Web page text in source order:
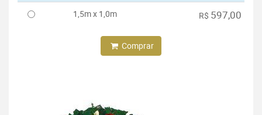
1,5m x 1,0m R$ 597,00
Comprar